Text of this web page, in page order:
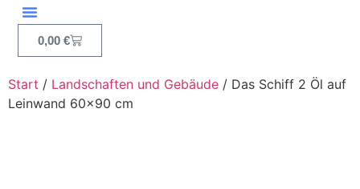
0,00€
Start / Landschaften und Gebäude / Das Schiff 2 Öl auf
Leinwand 60×90 cm